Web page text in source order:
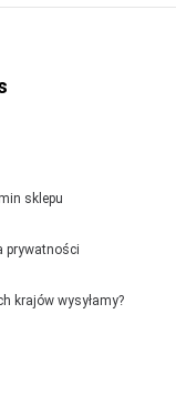
sklepu
prywatności
krajów wysyłamy?